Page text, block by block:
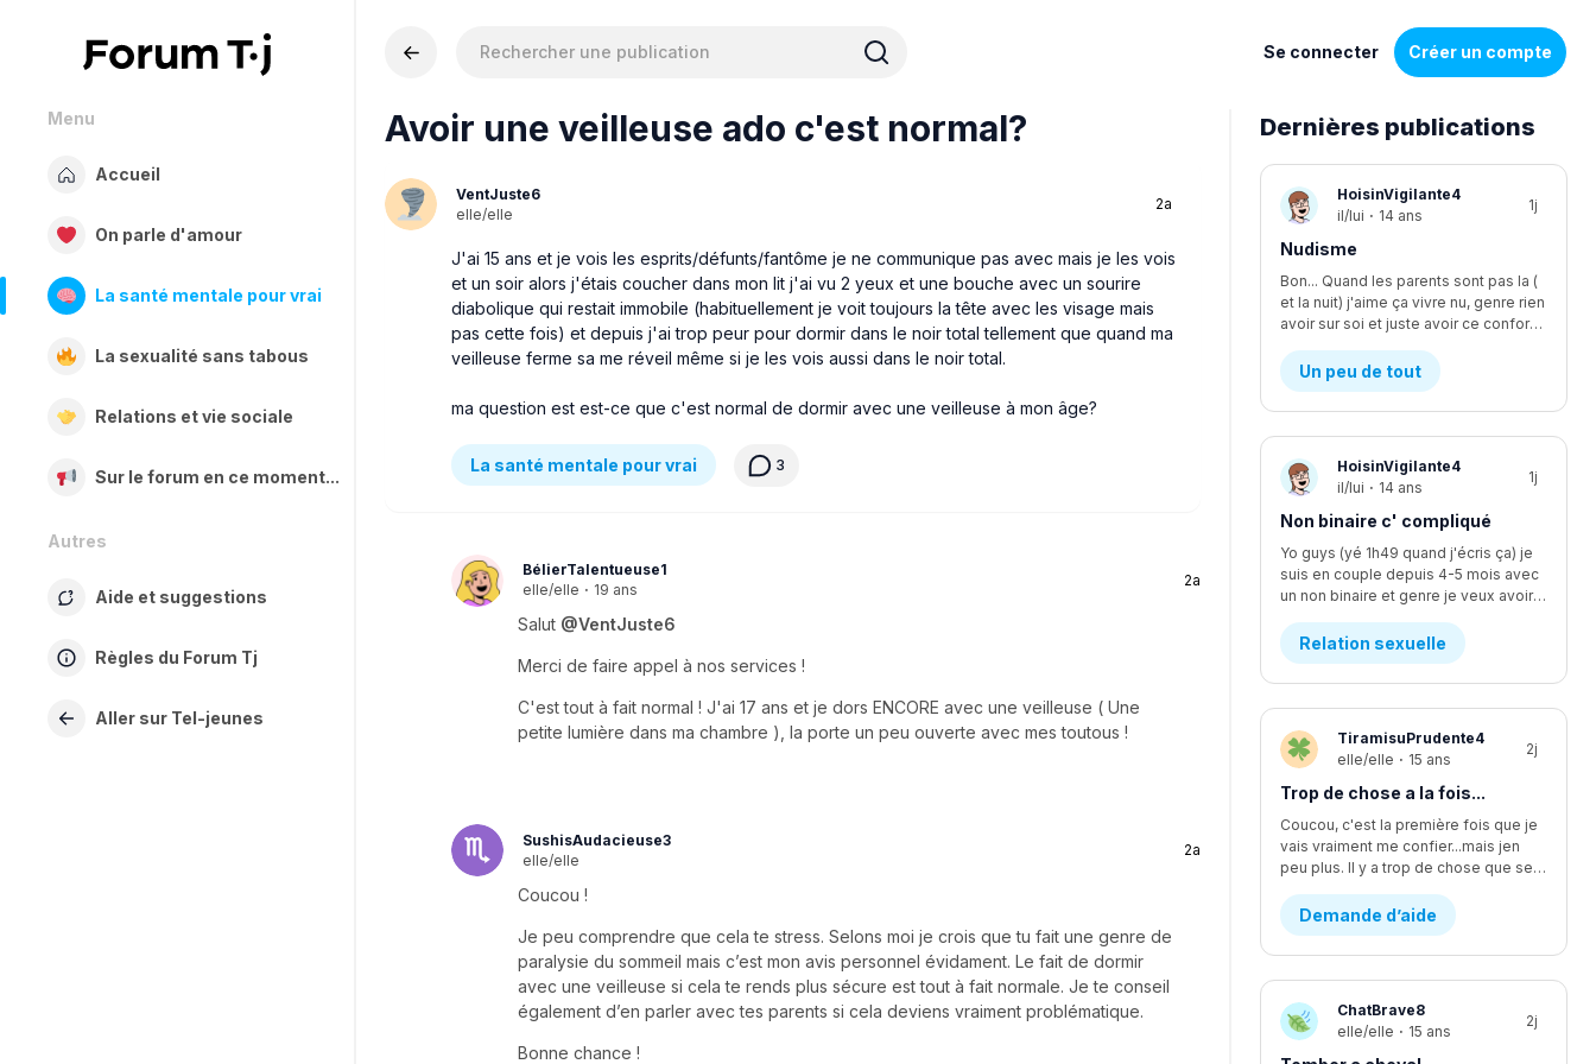
Se connecter Créer un compte
Menu
Accueil
On parle d'amour
La santé mentale pour vrai
La sexualité sans tabous
Relations et vie sociale
Sur le forum en ce moment...
Autres
Aide et suggestions
Règles du Forum Tj
Aller sur Tel-jeunes
Avoir une veilleuse ado c'est normal?
VentJuste6
elle/elle
2a
J'ai 15 ans et je vois les esprits/défunts/fantôme je ne communique pas avec mais je les vois
et un soir alors j'étais coucher dans mon lit j'ai vu 2 yeux et une bouche avec un sourire
diabolique qui restait immobile (habituellement je voit toujours la tête avec les visage mais
pas cette fois) et depuis j'ai trop peur pour dormir dans le noir total tellement que quand ma
veilleuse ferme sa me réveil même si je les vois aussi dans le noir total.
ma question est est-ce que c'est normal de dormir avec une veilleuse à mon âge?
La santé mentale pour vrai 3
BélierTalentueuse1
elle/elle · 19 ans
2a
Salut @VentJuste6
Merci de faire appel à nos services !
C'est tout à fait normal ! J'ai 17 ans et je dors ENCORE avec une veilleuse ( Une
petite lumière dans ma chambre ), la porte un peu ouverte avec mes toutous !
SushisAudacieuse3
elle/elle
2a
Coucou !
Je peu comprendre que cela te stress. Selons moi je crois que tu fait une genre de
paralysie du sommeil mais c’est mon avis personnel évidament. Le fait de dormir
avec une veilleuse si cela te rends plus sécure est tout à fait normale. Je te conseil
également d’en parler avec tes parents si cela deviens vraiment problématique.
Bonne chance !
Dernières publications
Liste
de
discussions
HoisinVigilante4
il/lui · 14 ans
1j
Nudisme
Bon... Quand les parents sont pas la (
et la nuit) j'aime ça vivre nu, genre rien
avoir sur soi et juste avoir ce confort, je suis le seul à être nudiste... Et je fais kwa pour les voisins?
Un peu de tout
HoisinVigilante4
il/lui · 14 ans
1j
Non binaire c' compliqué
Yo guys (yé 1h49 quand j'écris ça) je
suis en couple depuis 4-5 mois avec
un non binaire et genre je veux avoir des relations avec iel mais iel est pas sur d'être prêt, ça fait quelques temps qu'y commence à vouloir faire plus... L'affaire c que je me sens comme si je l'écoutais pas assez mais finalement je suis trop à l'écoute. Moi ça fait longtemps que je veux faire ma première fois avec iel, j'y est déjà pris les seins mais mtn iel veux plus, rendu la jsp kwa faire... J'y dit quoi pour lui demander pk iel veux plus me laisser les toucher?
Relation sexuelle
TiramisuPrudente4
elle/elle · 15 ans
2j
Trop de chose a la fois...
Coucou, c'est la première fois que je
vais vraiment me confier...mais jen
peu plus. Il y a trop de chose que se passe en même temps...en se moment, je suis en procès contre un pédophile... j'étais supposer aller lire une lettre devant la cour il y a deux semaines environ, mais ça été reporter au dans deux mois. Encore. Ça fsit 2 ans que c'est reporter chaque fois. Moi jetais enfin prête a passer par dessus...mais c'est encore loin d'être fini et ça va juste me stresser encore plus. J'ai aussi été victims d'un viol d'un ami proche. Ça aussi sa failli partir en procès et c'était stressant parce que j'avais plein dappel par rapport a sa de pleins de personnes. Ma mère m'explicais pas bien les nouvelles par rapport a sa, se qui me faisait croire pleins d'affaires qui était fausse. Sinon, je change d'école cette année, pour mon secondaire 4. Je vais dans une école ou je ne suis pas vraiment apprecier, sans trop savoir pourquoi...je vais perdre tout mes amis et de sec 1 à sec 3 sa été les seuls années dans une seule école de tout ma vie. Lintidimation reviens de plus en plus...J'ai l'impression de redevenir comme avant...celle qui ce noyait dans le négatif a toute situation. J'ai vraiment changer aujourd'hui, sauf que j'ai trop l'impression de redevenir celle que j'étais...J'ai recommencer a me scarifier, alors que sa fais au moins des mois et des mois que je ne lavais pas fait....je ne sais plus du tout quoi faire...merci de m'avoir lu, c'est très apprecier 🤍
Demande d’aide
ChatBrave8
elle/elle · 15 ans
2j